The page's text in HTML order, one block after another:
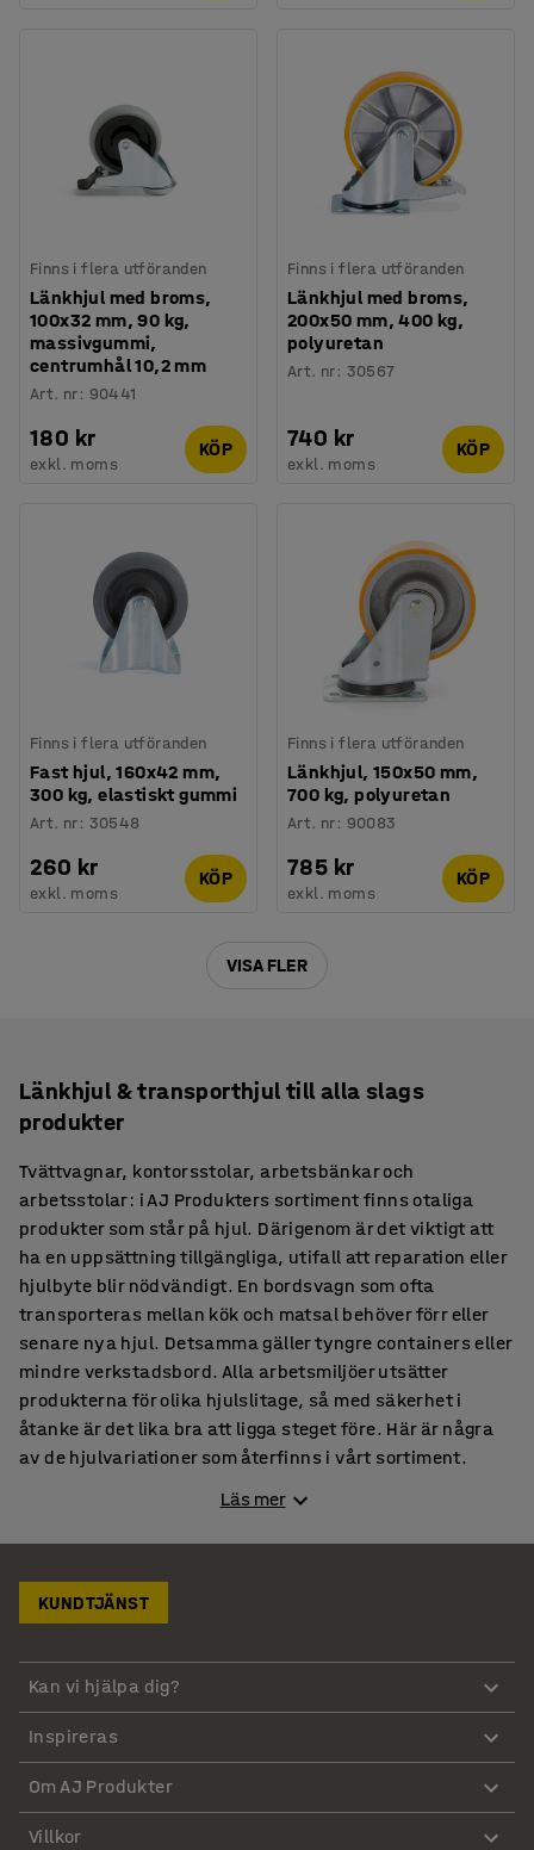
Finns i flera utföranden
Länkhjul med broms,
100x32 mm, 90 kg,
massivgummi,
centrumhål 10,2 mm
Art. nr: 90441
180 kr
exkl. moms
KÖP
Finns i flera utföranden
Länkhjul med broms,
200x50 mm, 400 kg,
polyuretan
Art. nr: 30567
740 kr
exkl. moms
KÖP
Finns i flera utföranden
Fast hjul, 160x42 mm,
300 kg, elastiskt gummi
Art. nr: 30548
260 kr
exkl. moms
KÖP
Finns i flera utföranden
Länkhjul, 150x50 mm,
700 kg, polyuretan
Art. nr: 90083
785 kr
exkl. moms
KÖP
VISA FLER
Länkhjul & transporthjul till alla slags
produkter
Tvättvagnar, kontorsstolar, arbetsbänkar och
arbetsstolar: i AJ Produkters sortiment finns otaliga
produkter som står på hjul. Därigenom är det viktigt att
ha en uppsättning tillgängliga, utifall att reparation eller
hjulbyte blir nödvändigt. En bordsvagn som ofta
transporteras mellan kök och matsal behöver förr eller
senare nya hjul. Detsamma gäller tyngre containers eller
mindre verkstadsbord. Alla arbetsmiljöer utsätter
produkterna för olika hjulslitage, så med säkerhet i
åtanke är det lika bra att ligga steget före. Här är några
av de hjulvariationer som återfinns i vårt sortiment.
Fasta hjul till många produkter
Våra fasta hjul kommer i flera olika utföranden: som
arbetsområden behöver mer trögrullande hjul, medan
broms, utifrån dina behov för varje hjulprodukt. AJ
Produkter har samtliga varianter i sortimentet, där du
snabbt och enkelt hittar de hjul som behövs.
Länkhjulen från AJ Produkter tillverkade i slitbart
massivgummi har en riktig god stötupptagningsförmåga.
Läs mer
KUNDTJÄNST
Kan vi hjälpa dig?
Inspireras
Om AJ Produkter
Villkor